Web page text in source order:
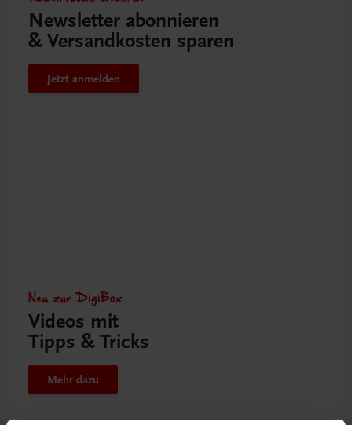
Newsletter abonnieren
& Versandkosten sparen
Jetzt anmelden
Neu zur DigiBox
Videos mit
Tipps & Tricks
Mehr dazu